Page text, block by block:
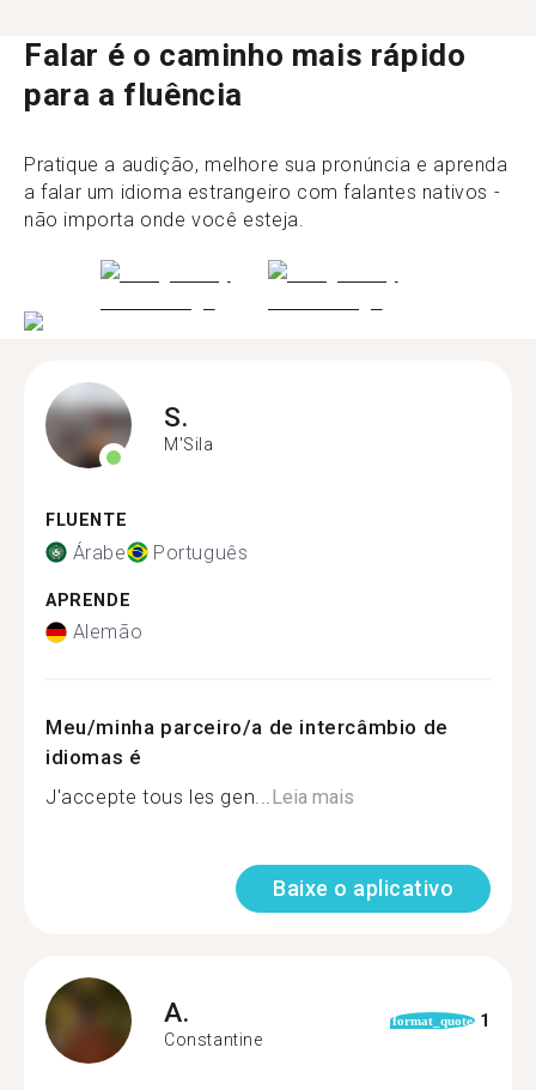
Falar é o caminho mais rápido
para a fluência
Pratique a audição, melhore sua pronúncia e aprenda
a falar um idioma estrangeiro com falantes nativos -
não importa onde você esteja.
S.
M'Sila
FLUENTE
Árabe Português
APRENDE
Alemão
Meu/minha parceiro/a de intercâmbio de
idiomas é
J'accepte tous les gen...Leia mais
Baixe o aplicativo
A.
Constantine
format_quote 1